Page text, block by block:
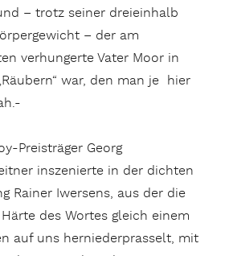
– trotz seiner dreieinhalb
– der am
verhungerte Vater Moor in
war, den man je hier
Preisträger Georg
inszenierte in der dichten
Rainer Iwersens, aus der die
des Wortes gleich einem
auf uns herniederprasselt, mit